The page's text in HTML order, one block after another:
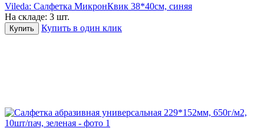
Vileda: Салфетка МикронКвик 38*40см, синяя
На складе: 3 шт.
Купить Купить в один клик